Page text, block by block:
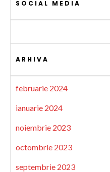
SOCIAL MEDIA
ARHIVA
februarie 2024
ianuarie 2024
noiembrie 2023
octombrie 2023
septembrie 2023